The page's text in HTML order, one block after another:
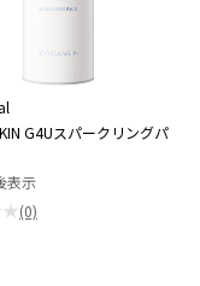
G4Uスパークリングパ
表示
(0)